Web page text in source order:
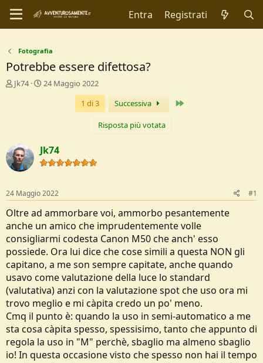
Entra Registrati
Fotografia
Potrebbe essere difettosa?
C
r
e
D
s
c
u
s
s
i
o
n
e
Jk74
D
I
n
i
i
o
24 Maggio 2022
1 di 3
Successiva
Risposta più votata
Jk74
24 Maggio 2022 #1
Oltre ad ammorbare voi, ammorbo pesantemente
anche un amico che imprudentemente volle
consigliarmi codesta Canon M50 che anch' esso
possiede. Ora lui dice che cose simili a questa NON gli
capitano, a me son sempre capitate, anche quando
usavo come valutazione della luce lo standard
(valutativa) anzi con la valutazione spot che uso ora mi
trovo meglio e mi càpita credo un po' meno.
Cmq il punto è: quando la uso in semi-automatico a me
sta cosa càpita spesso, spessisimo, tanto che appunto di
regola la uso in "M" perchè, sbaglio ma almeno sbaglio
io! In questa occasione visto che spesso non hai il tempo